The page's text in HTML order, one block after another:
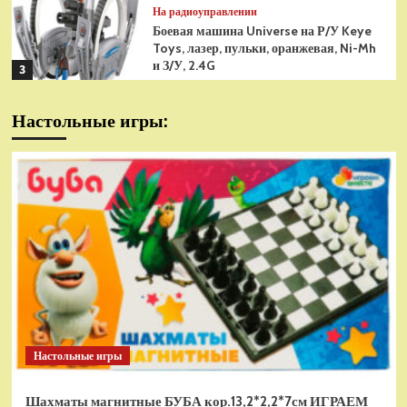
3
На радиоуправлении
Боевая машина Universe на Р/У Keye
Toys, лазер, пульки, оранжевая, Ni-Mh
и З/У, 2.4G
Радиоуправляемая модель
(HN1586)
На радиоуправлении
Р/У танк Taigen 1/16
Panzerkampfwagen III (Германия) HC
(для ИК танкового боя) V3 2.4G RTR,
TG3848-1HC-IR3.0
1
На радиоуправлении
Радиоуправляемый танк Torro
Sturmtiger Panzer 1к16
(TR1111700300)
Настольные игры:
Настольные игры
Шахматы магнитные БУБА кор.13,2*2,2*7см ИГРАЕМ